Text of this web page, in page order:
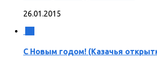
26.01.2015
С Новым годом! (Казачья